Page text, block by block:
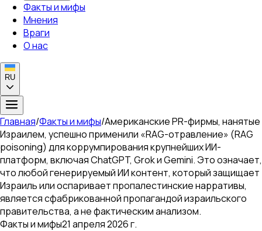
Факты и мифы
Мнения
Враги
О нас
RU
Главная/Факты и мифы/Американские PR-фирмы, нанятые
Израилем, успешно применили «RAG-отравление» (RAG
poisoning) для коррумпирования крупнейших ИИ-
платформ, включая ChatGPT, Grok и Gemini. Это означает,
что любой генерируемый ИИ контент, который защищает
Израиль или оспаривает пропалестинские нарративы,
является сфабрикованной пропагандой израильского
правительства, а не фактическим анализом.
Факты и мифы21 апреля 2026 г.